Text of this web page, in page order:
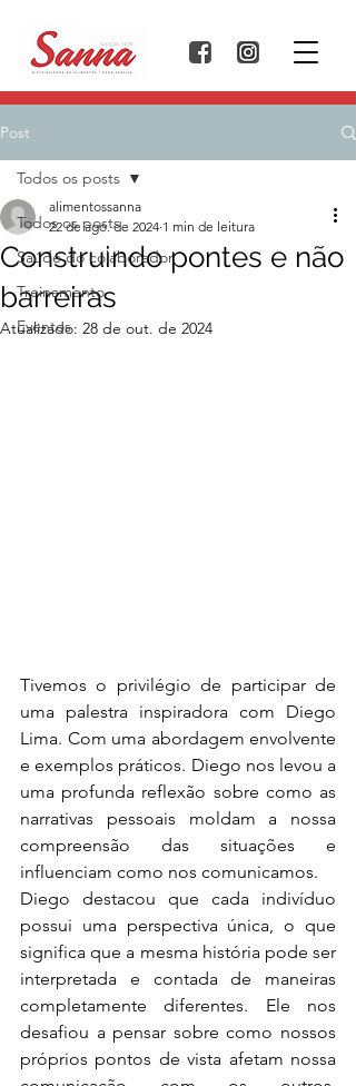
Post
Todos os posts
Saúde do colaborador
Treinamento
Eventos
Todos os posts
Construindo pontes e não
barreiras
alimentossanna
22 de ago. de 2024 1 min de leitura
Atualizado: 28 de out. de 2024
Tivemos o privilégio de participar de
uma palestra inspiradora com Diego
Lima. Com uma abordagem envolvente
e exemplos práticos. Diego nos levou a
uma profunda reflexão sobre como as
narrativas pessoais moldam a nossa
compreensão das situações e
influenciam como nos comunicamos.
Diego destacou que cada indivíduo
possui uma perspectiva única, o que
significa que a mesma história pode ser
interpretada e contada de maneiras
completamente diferentes. Ele nos
desafiou a pensar sobre como nossos
próprios pontos de vista afetam nossa